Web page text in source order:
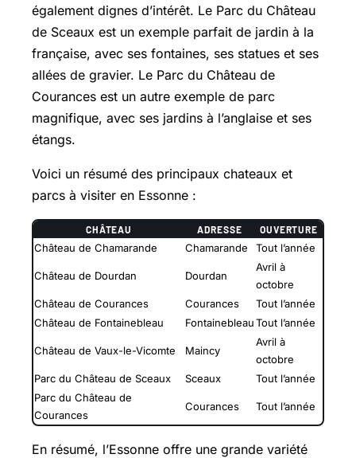
également dignes d’intérêt. Le Parc du Château
de Sceaux est un exemple parfait de jardin à la
française, avec ses fontaines, ses statues et ses
allées de gravier. Le Parc du Château de
Courances est un autre exemple de parc
magnifique, avec ses jardins à l’anglaise et ses
étangs.
Voici un résumé des principaux chateaux et
parcs à visiter en Essonne :
CHÂTEAU ADRESSE OUVERTURE
Château de Chamarande Chamarande Tout l’année
Château de Dourdan Dourdan
Avril à
octobre
Château de Courances
Courances
Tout l’année
Château de Fontainebleau
FontainebleauTout l’année
Château de Vaux-le-Vicomte Maincy
Avril à
octobre
Parc du Château de Sceaux
Sceaux
Tout l’année
Parc du Château de
Courances
Courances Tout l’année
En résumé, l’Essonne offre une grande variété